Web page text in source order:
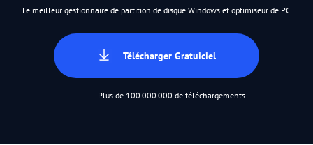
Le meilleur gestionnaire de partition de disque Windows et optimiseur de PC
Télécharger Gratuiciel
Plus de 100 000 000 de téléchargements